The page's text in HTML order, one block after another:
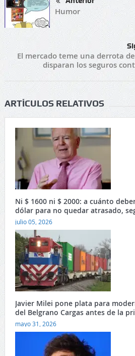
Humor
El mercado teme una derrota
disparan los seguros
ARTÍCULOS RELATIVOS
Ni $ 1600 ni $ 2000: a cuánto
dólar para no quedar atrasado,
julio 05, 2026
Javier Milei pone plata para
del Belgrano Cargas antes de la
mayo 31, 2026